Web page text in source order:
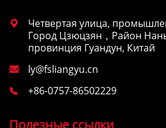

Четвертая улица,
Город Цзюцзян，Район
провинция Гуандун, Китай
 ly@fsliangyu.cn
 +86-0757-86502229
Полезные ссылки